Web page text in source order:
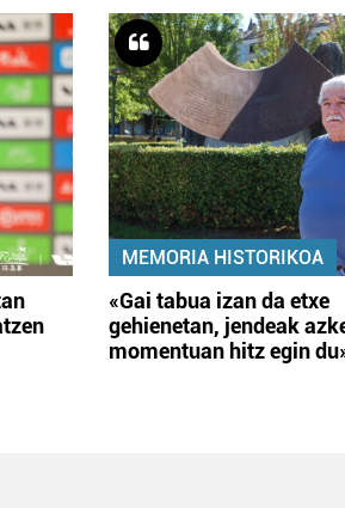
MEMORIA HISTORIKOA
«Gai tabua izan da etxe
gehienetan, jendeak
momentuan hitz egin